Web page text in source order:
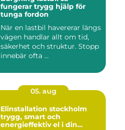
fungerar trygg hjälp för
tunga fordon
När en lastbil havererar längs
vägen handlar allt om tid,
säkerhet och struktur. Stopp
innebär ofta ...
05. aug
Elinstallation stockholm
trygg, smart och
energieffektiv el i din